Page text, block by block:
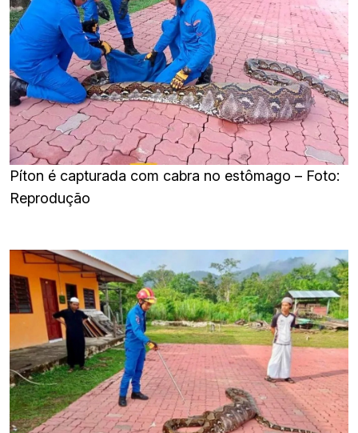
Píton é capturada com cabra no estômago – Foto:
Reprodução